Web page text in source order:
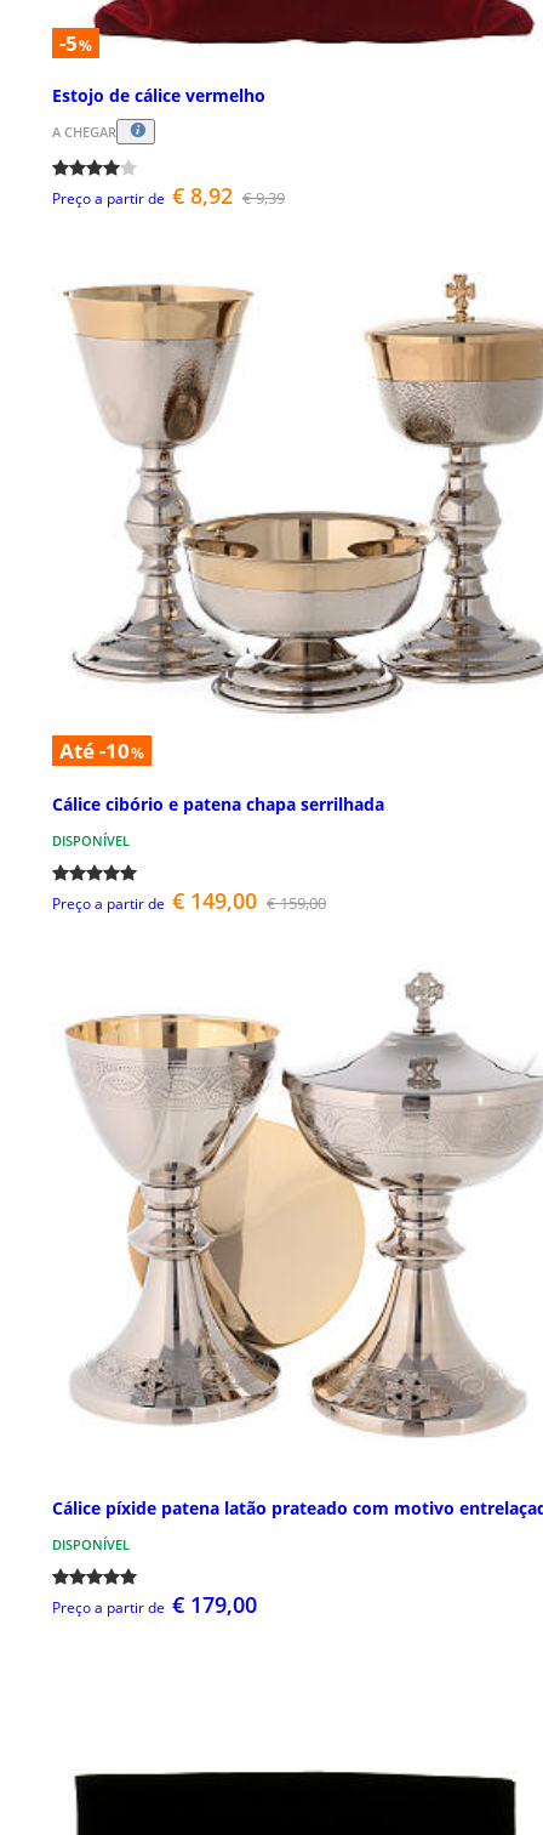
-5%
Estojo de cálice vermelho
A CHEGAR
Preço a partir de € 8,92 € 9,39
Até -10%
Cálice cibório e patena chapa serrilhada
DISPONÍVEL
Preço a partir de € 149,00 € 159,00
Cálice píxide patena latão prateado com motivo
DISPONÍVEL
Preço a partir de € 179,00